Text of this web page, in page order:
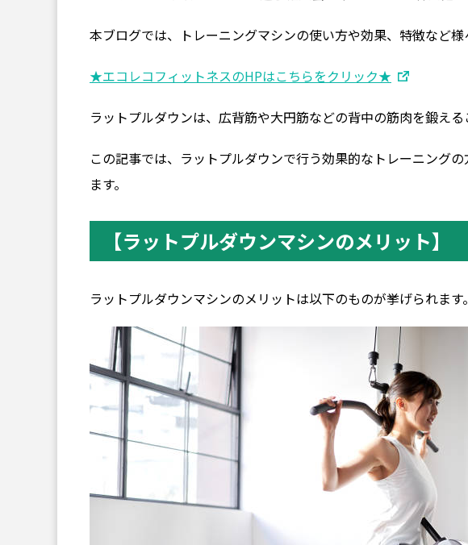
本ブログでは、トレーニングマシンの使い方や効果、特徴など様
★エコレコフィットネスのHPはこちらをクリック★
ラットプルダウンは、広背筋や大円筋などの背中の筋肉を鍛える
この記事では、ラットプルダウンで行う効果的なトレーニング
ます。
【ラットプルダウンマシンのメリット】
ラットプルダウンマシンのメリットは以下のものが挙げられます。